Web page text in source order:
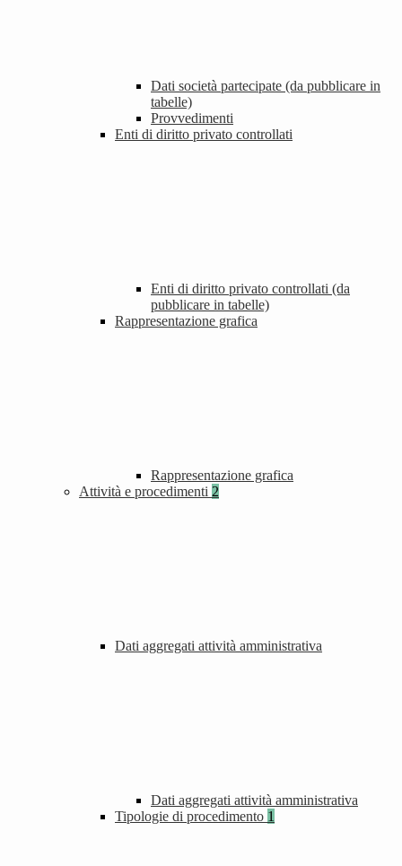
Dati società partecipate (da pubblicare in
tabelle)
Provvedimenti
Enti di diritto privato controllati
Enti di diritto privato controllati (da
pubblicare in tabelle)
Rappresentazione grafica
Rappresentazione grafica
Attività e procedimenti 2
Dati aggregati attività amministrativa
Dati aggregati attività amministrativa
Tipologie di procedimento 1